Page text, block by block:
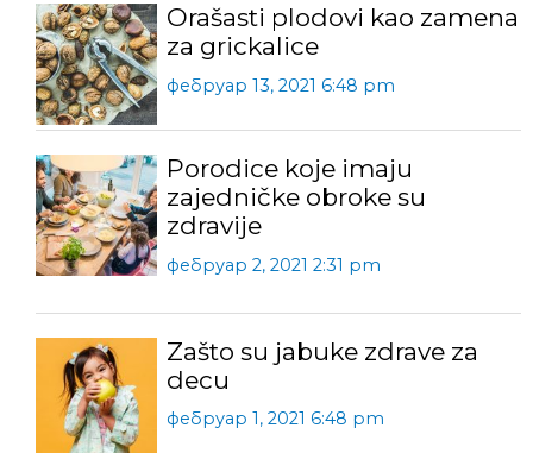
Orašasti plodovi kao zamena
za grickalice
фебруар 13, 2021 6:48 pm
Porodice koje imaju
zajedničke obroke su
zdravije
фебруар 2, 2021 2:31 pm
Zašto su jabuke zdrave za
decu
фебруар 1, 2021 6:48 pm